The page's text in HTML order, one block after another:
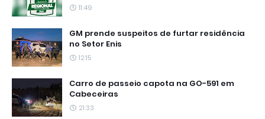
11:49
GM prende suspeitos de furtar residência
no Setor Enis
12:15
Carro de passeio capota na GO-591 em
Cabeceiras
21:33